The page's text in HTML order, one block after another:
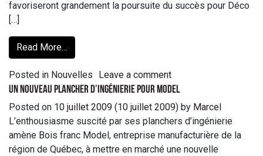
favoriseront grandement la poursuite du succès pour Déco
[…]
Read More…
Posted in Nouvelles Leave a comment
Un nouveau plancher d’ingénierie pour Model
Posted on 10 juillet 2009 (10 juillet 2009) by Marcel
L’enthousiasme suscité par ses planchers d’ingénierie
amène Bois franc Model, entreprise manufacturière de la
région de Québec, à mettre en marché une nouvelle